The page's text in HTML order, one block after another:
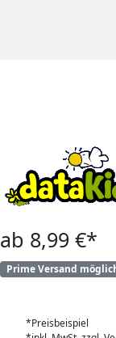
ab 8,99 €*
Prime Versand
*Preisbeispiel